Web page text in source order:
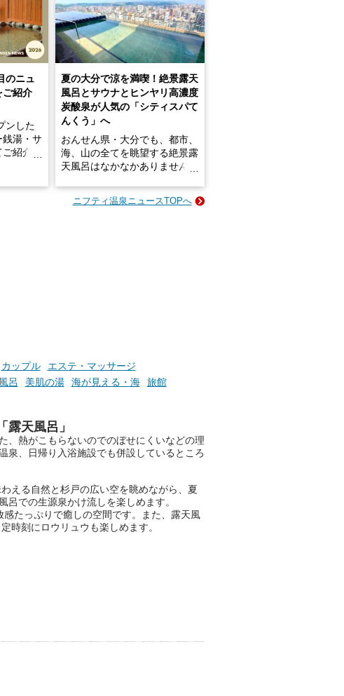
のニュ
ご紹介
ンした
銭湯・サ
紹介！
注目のサ
紹介し
施設は
でかけ
さい
夏の大分で涼を満喫！絶景露天
風呂とサウナとヒンヤリ高濃度
炭酸泉が人気の「シティスパて
んくう」へ
おんせん県・大分でも、都市、
海、山の全てを眺望する絶景露
天風呂はなかなかありません。
を新設した「シティスパてんく
併設の「JR九州ホテル ブラッ
します。夏向けの大分駅徒歩圏
の周辺観光スポットやクールダ
ウンできるスイーツ情報と併せ
───
提供元：大分県【PR】
この記事は大分県のPR記事で
ニフティ温泉ニュースTOPへ
カップル
エステ・マッサージ
呂 美肌の湯 海が見える・海
旅館
天風呂」
、熱がこもらないのでのぼせにくいなどの理
泉、日帰り入浴施設でも併設しているところ
える自然と杉戸の広い空を眺めながら、夏
での生源泉かけ流しを楽しめます。
感たっぷりで癒しの空間です。また、露天風
時刻にロウリュウも楽しめます。